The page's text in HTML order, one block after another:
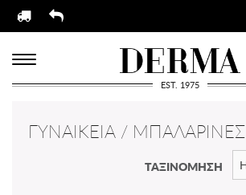
EST. 1975
ΓΥΝΑΙΚΕΊΑ / ΜΠΑΛΑΡΊΝΕΣ
ΤΑΞΙΝΟΜΗΣΗ